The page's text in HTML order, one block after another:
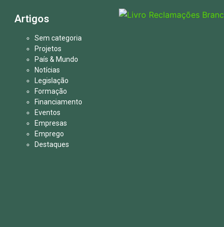
Artigos
Sem categoria
Projetos
País & Mundo
Notícias
Legislação
Formação
Financiamento
Eventos
Empresas
Emprego
Destaques